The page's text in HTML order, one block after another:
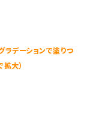
ラデーションで塗りつ
拡大）